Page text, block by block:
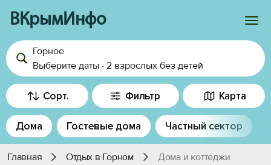
ВКрымИнфо
Войти
Избранное
История просмотра
Добавить свой объект
Горное
Выберите даты · 2 взрослых без детей
Сорт. Фильтр Карта
Дома Гостевые дома Частный сектор
Главная Отдых в Горном Дома и коттеджи